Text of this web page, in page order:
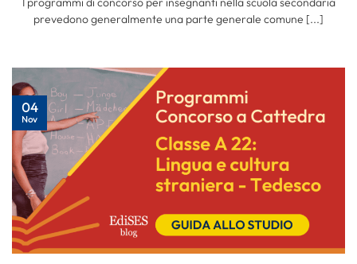
prevedono generalmente una parte generale comune [...]
04
Nov